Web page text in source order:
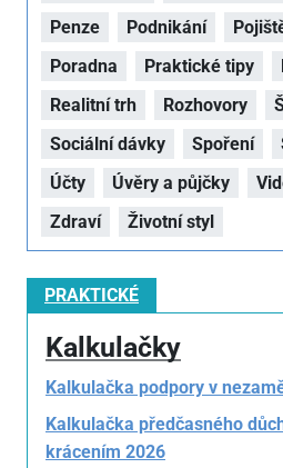
Penze
Podnikání
Poradna
Praktické tipy
Realitní trh
Rozhovory
Sociální dávky
Spoření
Účty
Úvěry a půjčky
Zdraví
Životní styl
PRAKTICKÉ
Kalkulačky
Kalkulačka podpory v
Kalkulačka předčasného
krácením 2026